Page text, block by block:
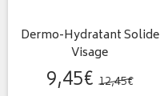
Dermo-Hydratant Solide
Visage
9,45€ 12,45€